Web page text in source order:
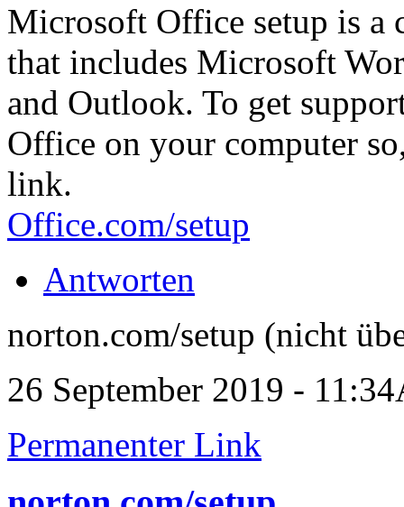
Microsoft Office setup is a
that includes Microsoft
and Outlook. To get
Office on your computer
link.
Office.com/setup
Antworten
norton.com/setup (nicht
26 September 2019 -
Permanenter Link